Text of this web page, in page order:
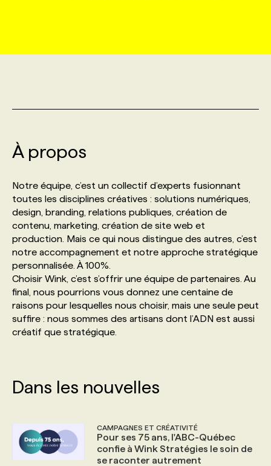
INITIATIVES NUMÉRIQUES
PRIX ET DISTINCTIONS
TENDANCES
MARKETING DURABLE
ÉVÉNEMENTIEL
NOS AUTEUR‧RICES
ANNONCEZ AVEC NOUS
PROFIL ENTREPRISE
FAQ
ANNONCEZ AVEC NOUS
PROFIL CANDIDAT
ANNONCEZ AVEC NOUS
NOS PARCOURS DE FORMATIONS
FORMATIONS PERSONNALISÉES
NOS FORMATEUR‧RICES
POURQUOI CHOISIR NOS FORMATIONS
NOS TARIFS
PROGRAMMES DE SUBVENTIONS
FAQ
SERVICE DE CHASSE DE TÊTE
NOS TARIFS
NOS EXPERTISES
FAQ
ANNONCEZ AVEC NOUS
À propos
Notre équipe, c’est un collectif d’experts fusionnant
toutes les disciplines créatives : solutions numériques,
design, branding, relations publiques, création de
contenu, marketing, création de site web et
production. Mais ce qui nous distingue des autres, c’est
notre accompagnement et notre approche stratégique
personnalisée. À 100%.
Choisir Wink, c’est s’offrir une équipe de partenaires. Au
final, nous pourrions vous donnez une centaine de
raisons pour lesquelles nous choisir, mais une seule peut
suffire : nous sommes des artisans dont l’ADN est aussi
créatif que stratégique.
Dans les nouvelles
CAMPAGNES ET CRÉATIVITÉ
Pour ses 75 ans, l'ABC-Québec
confie à Wink Stratégies le soin de
se raconter autrement